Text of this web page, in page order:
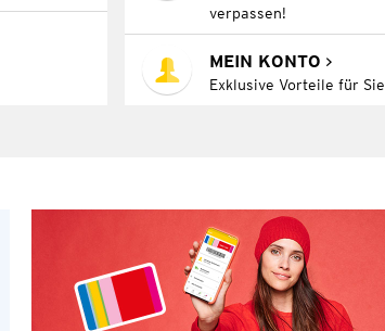
verpassen!
MEIN KONTO
Exklusive Vorteile für Sie